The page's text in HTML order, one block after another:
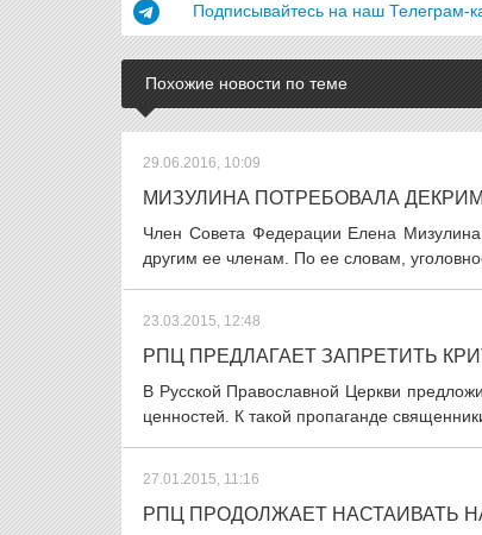
Подписывайтесь на наш Телеграм-
Похожие новости по теме
29.06.2016, 10:09
МИЗУЛИНА ПОТРЕБОВАЛА
Член Совета Федерации Елена
другим ее членам. По ее словам,
23.03.2015, 12:48
РПЦ ПРЕДЛАГАЕТ ЗАПРЕТИТЬ
В Русской Православной Церкви
ценностей. К такой пропаганде
27.01.2015, 11:16
РПЦ ПРОДОЛЖАЕТ НАСТАИВАТЬ